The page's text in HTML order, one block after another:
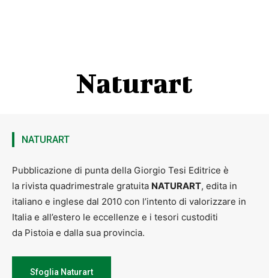
Naturart
NATURART
Pubblicazione di punta della Giorgio Tesi Editrice è
la rivista quadrimestrale gratuita NATURART, edita in
italiano e inglese dal 2010 con l’intento di valorizzare in
Italia e all’estero le eccellenze e i tesori custoditi
da Pistoia e dalla sua provincia.
Sfoglia Naturart